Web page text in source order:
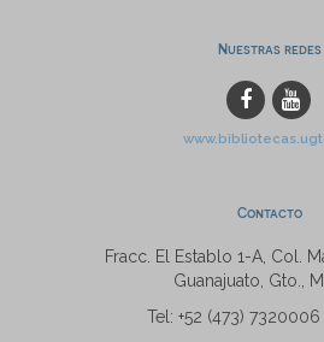
Nuestras redes
Contacto
Fracc. El Establo 1-A, Col.
Guanajuato, Gto.,
Tel: +52 (473) 7320006